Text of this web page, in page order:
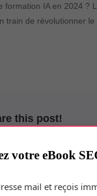
formation IA en 2024 ?
train de révolutionner le
this post!
votre eBook
mail et reçois